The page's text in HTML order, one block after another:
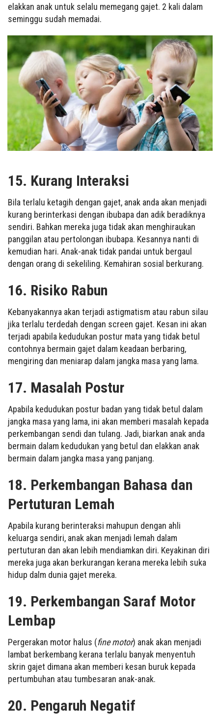
elakkan anak untuk selalu memegang gajet. 2 kali dalam
seminggu sudah memadai.
15. Kurang Interaksi
Bila terlalu ketagih dengan gajet, anak anda akan menjadi
kurang berinterkasi dengan ibubapa dan adik beradiknya
sendiri. Bahkan mereka juga tidak akan menghiraukan
panggilan atau pertolongan ibubapa. Kesannya nanti di
kemudian hari. Anak-anak tidak pandai untuk bergaul
dengan orang di sekeliling. Kemahiran sosial berkurang.
16. Risiko Rabun
Kebanyakannya akan terjadi astigmatism atau rabun silau
jika terlalu terdedah dengan screen gajet. Kesan ini akan
terjadi apabila kedudukan postur mata yang tidak betul
contohnya bermain gajet dalam keadaan berbaring,
mengiring dan meniarap dalam jangka masa yang lama.
17. Masalah Postur
Apabila kedudukan postur badan yang tidak betul dalam
jangka masa yang lama, ini akan memberi masalah kepada
perkembangan sendi dan tulang. Jadi, biarkan anak anda
bermain dalam kedudukan yang betul dan elakkan anak
bermain dalam jangka masa yang panjang.
18. Perkembangan Bahasa dan
Pertuturan Lemah
Apabila kurang berinteraksi mahupun dengan ahli
keluarga sendiri, anak akan menjadi lemah dalam
pertuturan dan akan lebih mendiamkan diri. Keyakinan diri
mereka juga akan berkurangan kerana mereka lebih suka
hidup dalm dunia gajet mereka.
19. Perkembangan Saraf Motor
Lembap
Pergerakan motor halus (fine motor) anak akan menjadi
lambat berkembang kerana terlalu banyak menyentuh
skrin gajet dimana akan memberi kesan buruk kepada
pertumbuhan atau tumbesaran anak-anak.
20. Pengaruh Negatif